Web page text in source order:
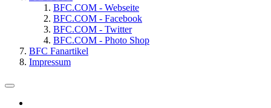
BFC.COM - Webseite
BFC.COM - Facebook
BFC.COM - Twitter
BFC.COM - Photo Shop
BFC Fanartikel
Impressum